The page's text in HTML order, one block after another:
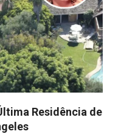
Residência de